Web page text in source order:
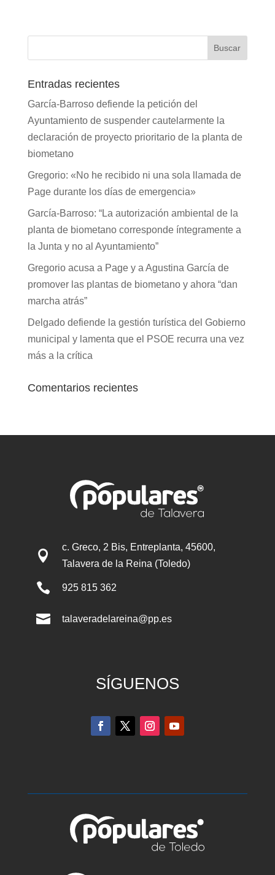
Entradas recientes
García-Barroso defiende la petición del
Ayuntamiento de suspender cautelarmente la
declaración de proyecto prioritario de la planta de
biometano
Gregorio: «No he recibido ni una sola llamada de
Page durante los días de emergencia»
García-Barroso: “La autorización ambiental de la
planta de biometano corresponde íntegramente a
la Junta y no al Ayuntamiento”
Gregorio acusa a Page y a Agustina García de
promover las plantas de biometano y ahora “dan
marcha atrás”
Delgado defiende la gestión turística del Gobierno
municipal y lamenta que el PSOE recurra una vez
más a la crítica
Comentarios recientes

c. Greco, 2 Bis, Entreplanta, 45600,
Talavera de la Reina (Toledo)
 925 815 362
 talaveradelareina@pp.es
SÍGUENOS